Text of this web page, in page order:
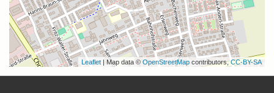
Leaflet | Map data © OpenStreetMap contributors,CC-BY-SA